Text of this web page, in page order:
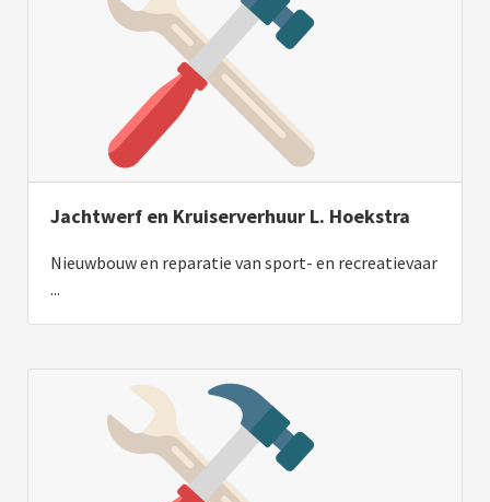
Jachtwerf en Kruiserverhuur L. Hoekstra
Nieuwbouw en reparatie van sport- en recreatievaar
...